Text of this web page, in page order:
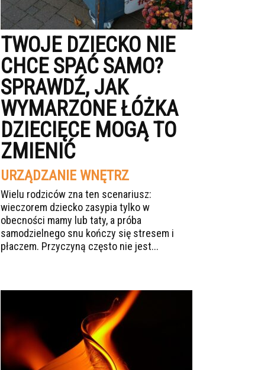
TWOJE DZIECKO NIE
CHCE SPAĆ SAMO?
SPRAWDŹ, JAK
WYMARZONE ŁÓŻKA
DZIECIĘCE MOGĄ TO
ZMIENIĆ
URZĄDZANIE WNĘTRZ
Wielu rodziców zna ten scenariusz:
wieczorem dziecko zasypia tylko w
obecności mamy lub taty, a próba
samodzielnego snu kończy się stresem i
płaczem. Przyczyną często nie jest...